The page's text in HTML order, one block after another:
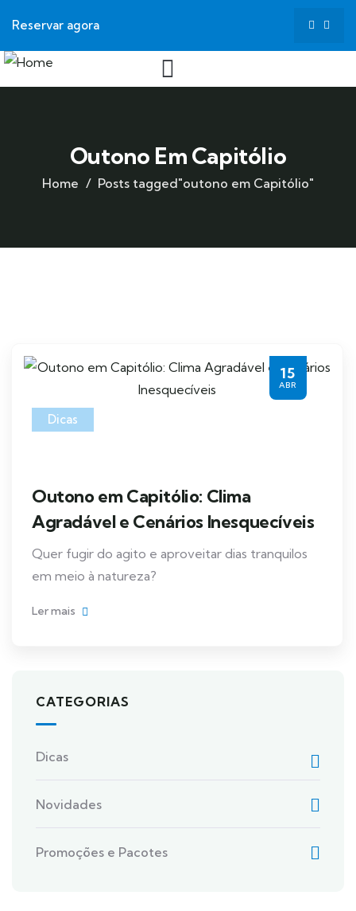
Reservar agora
Outono Em Capitólio
Home Posts tagged"outono em Capitólio"
15
ABR
Dicas
Outono em Capitólio: Clima
Agradável e Cenários Inesquecíveis
Quer fugir do agito e aproveitar dias tranquilos
em meio à natureza?
Ler mais
CATEGORIAS
Dicas
Novidades
Promoções e Pacotes